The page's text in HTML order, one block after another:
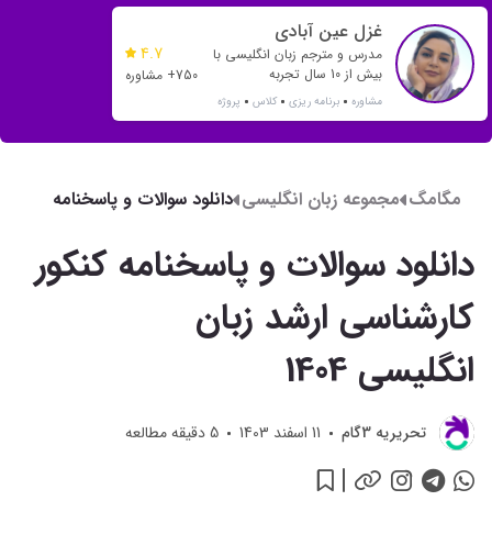
غزل عین آبادی
مدرس و مترجم زبان انگلیسی با
بیش از 10 سال تجربه
مشاوره برنامه ریزی کلاس پروژه
4.7
750+ مشاوره
مگامگ مجموعه زبان انگلیسی دانلود سوالات و پاسخنامه
انگلیسی 1404
دانلود سوالات و پاسخنامه کنکور
کارشناسی ارشد زبان
انگلیسی 1404
تحريريه 3گام 11 اسفند 1403 5دقیقه مطالعه